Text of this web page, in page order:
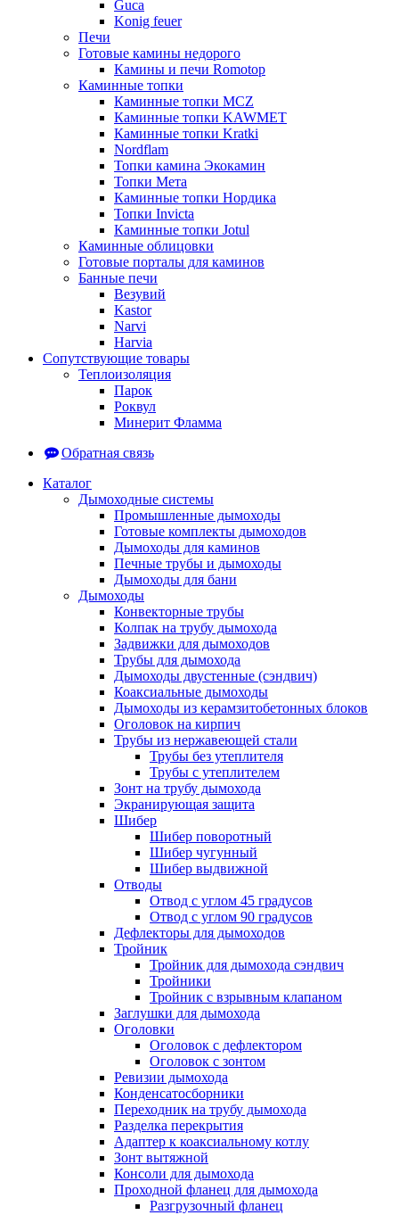
Guca
Konig feuer
Печи
Готовые камины недорого
Камины и печи Romotop
Каминные топки
Каминные топки MCZ
Каминные топки KAWMET
Каминные топки Kratki
Nordflam
Топки камина Экокамин
Топки Мета
Каминные топки Нордика
Топки Invicta
Каминные топки Jotul
Каминные облицовки
Готовые порталы для каминов
Банные печи
Везувий
Kastor
Narvi
Harvia
Сопутствующие товары
Теплоизоляция
Парок
Роквул
Минерит Фламма
Обратная связь
Каталог
Дымоходные системы
Промышленные дымоходы
Готовые комплекты дымоходов
Дымоходы для каминов
Печные трубы и дымоходы
Дымоходы для бани
Дымоходы
Конвекторные трубы
Колпак на трубу дымохода
Задвижки для дымоходов
Трубы для дымохода
Дымоходы двустенные (сэндвич)
Коаксиальные дымоходы
Дымоходы из керамзитобетонных блоков
Оголовок на кирпич
Трубы из нержавеющей стали
Трубы без утеплителя
Трубы с утеплителем
Зонт на трубу дымохода
Экранирующая защита
Шибер
Шибер поворотный
Шибер чугунный
Шибер выдвижной
Отводы
Отвод с углом 45 градусов
Отвод с углом 90 градусов
Дефлекторы для дымоходов
Тройник
Тройник для дымохода сэндвич
Тройники
Тройник с взрывным клапаном
Заглушки для дымохода
Оголовки
Оголовок с дефлектором
Оголовок с зонтом
Ревизии дымохода
Конденсатосборники
Переходник на трубу дымохода
Разделка перекрытия
Адаптер к коаксиальному котлу
Зонт вытяжной
Консоли для дымохода
Проходной фланец для дымохода
Разгрузочный фланец